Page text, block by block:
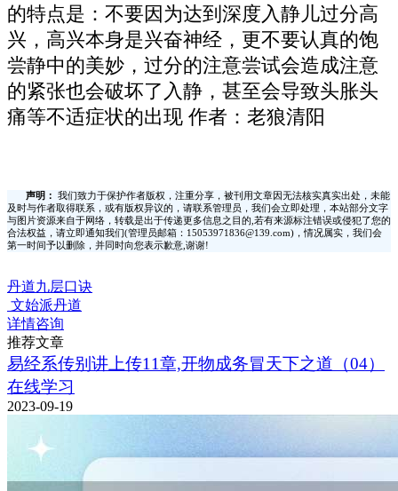
的特点是：不要因为达到深度入静儿过分高
兴，高兴本身是兴奋神经，更不要认真的饱
尝静中的美妙，过分的注意尝试会造成注意
的紧张也会破坏了入静，甚至会导致头胀头
痛等不适症状的出现 作者：老狼清阳
声明：
我们致力于保护作者版权，注重分享，被刊用文章因无法核实真实出处，未能
及时与作者取得联系，或有版权异议的，请联系管理员，我们会立即处理，本站部分文字
与图片资源来自于网络，转载是出于传递更多信息之目的,若有来源标注错误或侵犯了您的
合法权益，请立即通知我们(管理员邮箱：15053971836@139.com)，情况属实，我们会
第一时间予以删除，并同时向您表示歉意,谢谢!
丹道九层口诀
文始派丹道
详情咨询
推荐文章
易经系传别讲上传11章,开物成务冒天下之道（04）
在线学习
2023-09-19